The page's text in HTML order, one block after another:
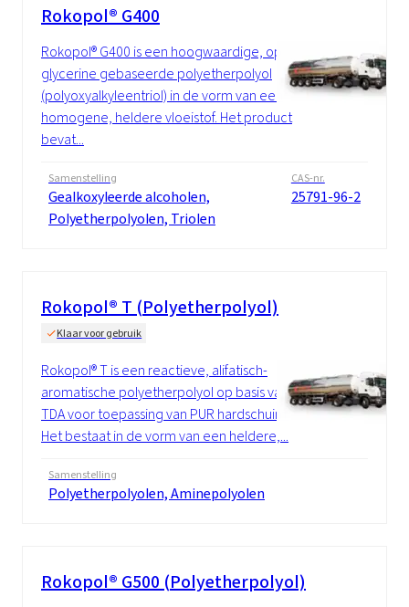
Rokopol® G400
Rokopol® G400 is een hoogwaardige, op
glycerine gebaseerde polyetherpolyol
(polyoxyalkyleentriol) in de vorm van een
homogene, heldere vloeistof. Het product
bevat...
Samenstelling
Gealkoxyleerde alcoholen,
Polyetherpolyolen, Triolen
CAS-nr.
25791-96-2
Rokopol® T (Polyetherpolyol)
Klaar voor gebruik
Rokopol® T is een reactieve, alifatisch-
aromatische polyetherpolyol op basis van
TDA voor toepassing van PUR hardschuim.
Het bestaat in de vorm van een heldere,...
Samenstelling
Polyetherpolyolen, Aminepolyolen
Rokopol® G500 (Polyetherpolyol)